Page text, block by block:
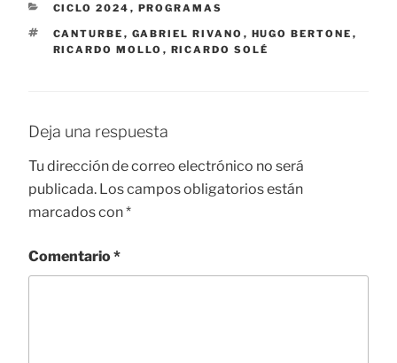
CATEGORÍAS
CICLO 2024 , PROGRAMAS
ETIQUETAS
CANTURBE , GABRIEL RIVANO , HUGO BERTONE ,
RICARDO MOLLO , RICARDO SOLÉ
Deja una respuesta
Tu dirección de correo electrónico no será
publicada. Los campos obligatorios están
marcados con*
Comentario*